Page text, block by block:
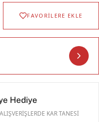
FAVORİLERE EKLE
Hediye
KAR TANESİ